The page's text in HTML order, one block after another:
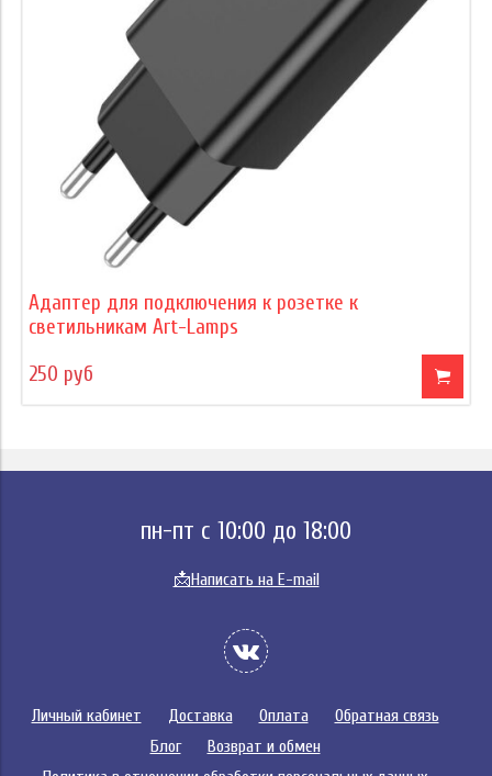
Адаптер для подключения к розетке к
светильникам Art-Lamps
250 руб
пн-пт с 10:00 до 18:00
📩Написать на E-mail
Личный кабинет Доставка Оплата
Обратная связь
Блог
Возврат и обмен